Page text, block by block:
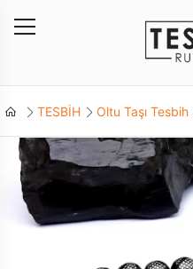
TESBİH Oltu Taşı Tesbih